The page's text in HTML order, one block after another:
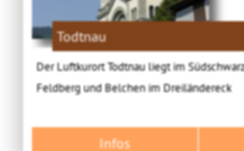
Todtnau
Der Luftkurort Todtnau liegt im
Feldberg und Belchen im Dreiländereck
Infos